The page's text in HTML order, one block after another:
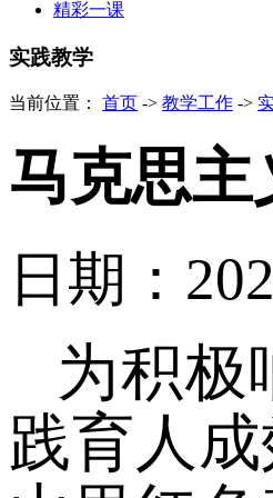
精彩一课
实践教学
当前位置： 首页 -> 教学工作 ->
马克思
日期：
为积极
践育人